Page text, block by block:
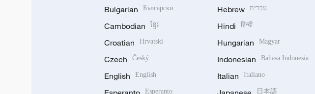
Bulgarian Български
Cambodian ខ្មែរ
Croatian Hrvatski
Czech Český
English English
Esperanto
Hebrew עברית
Hindi हिन्दी
Hungarian Magyar
Indonesian Bahasa Indonesia
Italian Italiano
日本語